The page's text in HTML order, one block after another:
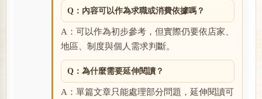
Q：內容可以作為求職或消費依據嗎？
A：可以作為初步參考，但實際仍要依店家、
地區、制度與個人需求判斷。
Q：為什麼需要延伸閱讀？
A：單篇文章只能處理部分問題，延伸閱讀可